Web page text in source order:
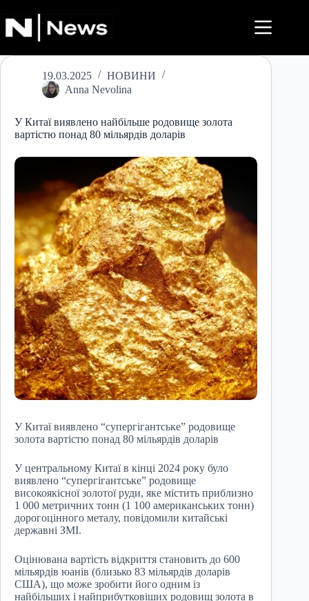
до
вмісту
19.03.2025
НОВИНИ
Anna Nevolina
У Китаї виявлено найбільше родовище золота
вартістю понад 80 мільярдів доларів
У Китаї виявлено “супергігантське” родовище
золота вартістю понад 80 мільярдів доларів
У центральному Китаї в кінці 2024 року було
виявлено “супергігантське” родовище
високоякісної золотої руди, яке містить приблизно
1 000 метричних тонн (1 100 американських тонн)
дорогоцінного металу, повідомили китайські
державні ЗМІ.
Оцінювана вартість відкриття становить до 600
мільярдів юанів (близько 83 мільярдів доларів
США), що може зробити його одним із
найбільших і найприбутковіших родовищ золота в